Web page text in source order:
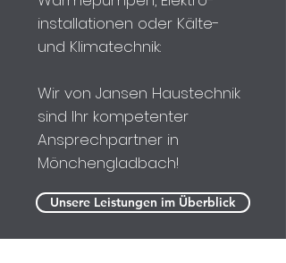
installationen oder Kälte-
und Klima­technik:
Wir von Jansen Haustechnik
sind Ihr kompetenter
Ansprech­partner in
Mönchengladbach!
Unsere Leistungen im Überblick